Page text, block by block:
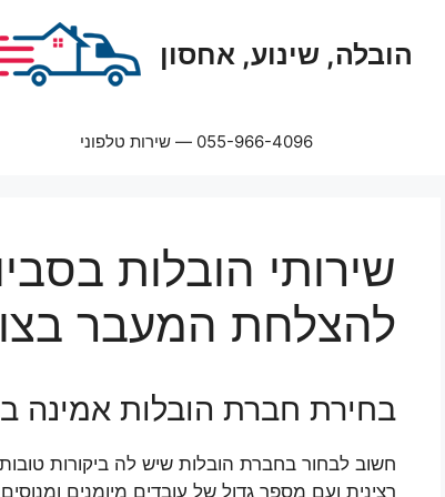
הובלה, שינוע, אחסון
055-966-4096 — שירות טלפוני
שירותי הובלות
להצלחת המעבר
בחירת חברת הובלות אמינה
חשוב לבחור בחברת הובלות שיש לה ביקורות
רצינית ועם מספר גדול של עובדים מיומנים